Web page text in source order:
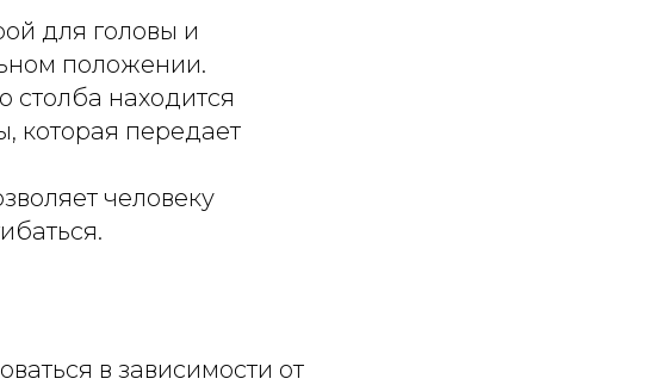
для головы и
положении.
столба находится
которая передает
человеку
в зависимости от